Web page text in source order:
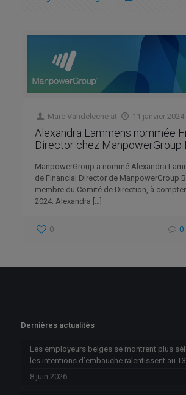
Marc Vandeleene at 11 janvier 2024
Alexandra Lammens nommée
Director chez ManpowerGroup
ManpowerGroup a nommé Alexandra
de Financial Director de ManpowerGroup
membre du Comité de Direction, à
2024. Alexandra […]
0 0
Dernières actualités
Les employeurs belges se montrent plus
les intentions d’embauche ralentissent au
8 juin 2026